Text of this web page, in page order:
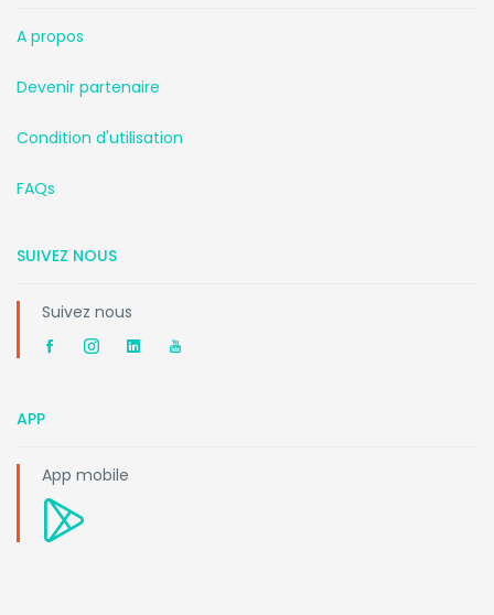
A propos
Devenir partenaire
Condition d'utilisation
FAQs
SUIVEZ NOUS
Suivez nous
APP
App mobile